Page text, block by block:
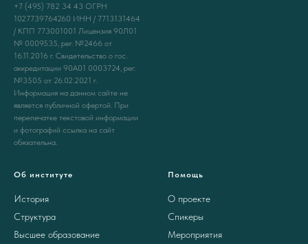
+7 (495) 782 34 43 ОГРН
1027739764260 ИНН / 7713131464
/ КПП 773001001 Лицензия 90Л01
№ 0009535, рег. №2466 от
16.11.2016 г. Свидетельство о гос.
аккредитации 90А01 0003724, рег.
№3505 от 26.02.2021 г.
Информация на данном сайте не
является публичной офертой. При
перепечатке текстовой информации
и фотографий ссылка на сайт
обязательна.
Об институте
История
Структура
Высшее образование
Помощь
О проекте
Спикеры
Мероприятия